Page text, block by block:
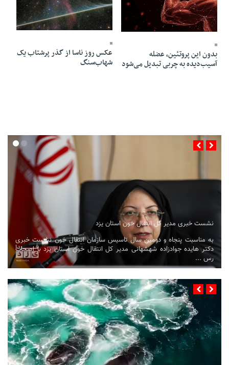
12 Mordad 1405 - 19:06
بدون این پروتئین، عضله
آسیب‌دیده به چربی تبدیل می‌شود
12 Mordad 1405 - 19:04
عکس روز ناسا از گذر پرشتاب یک
شهاب‌سنگ
نشست خبری رئیس اتاق بازرگانی، صنایع، معادن و کشاورزی یزد
نشست خبری «مجتبی دستمالچیان» رئیس اتاق بازرگانی، صنایع، معادن و
کشاورزی یزد امروز چهارشنبه ۱۴ مردادماه با حضور اصحاب رسانه برگزار ...